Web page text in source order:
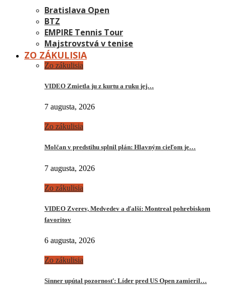
Bratislava Open
BTZ
EMPIRE Tennis Tour
Majstrovstvá v tenise
ZO ZÁKULISIA
Zo zákulisia
VIDEO Zmietla ju z kurtu a ruku jej…
7 augusta, 2026
Zo zákulisia
Molčan v predstihu splnil plán: Hlavným cieľom je…
7 augusta, 2026
Zo zákulisia
VIDEO Zverev, Medvedev a ďalší: Montreal pohrebiskom
favoritov
6 augusta, 2026
Zo zákulisia
Sinner upútal pozornosť: Líder pred US Open zamieril…